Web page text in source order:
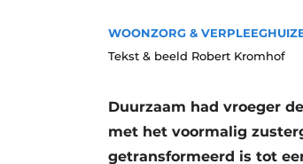
Vacature aanmelden
Video’s
WOONZORG &
Tekst & beeld Robert Kromhof
Duurzaam had vroeger
met het voormalig
getransformeerd is tot